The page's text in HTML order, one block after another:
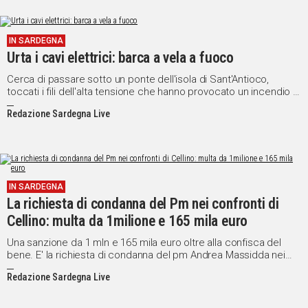
IN SARDEGNA
Urta i cavi elettrici: barca a vela a fuoco
Cerca di passare sotto un ponte dell'isola di Sant'Antioco,
toccati i fili dell'alta tensione che hanno provocato un incendio a
bordo.
Redazione Sardegna Live
IN SARDEGNA
La richiesta di condanna del Pm nei confronti di
Cellino: multa da 1milione e 165 mila euro
Una sanzione da 1 mln e 165 mila euro oltre alla confisca del
bene. E' la richiesta di condanna del pm Andrea Massidda nei
confronti del presidente del Cagliari Calcio, Massimo Cellino
Redazione Sardegna Live